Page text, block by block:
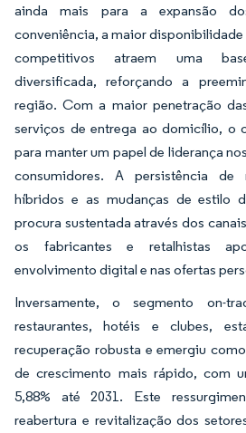
ainda mais para a expansão
conveniência, a maior
competitivos atraem uma
diversificada, reforçando a
região. Com a maior penetração
serviços de entrega ao domicílio, o
para manter um papel de liderança
consumidores. A persistência de
híbridos e as mudanças de estilo
procura sustentada através dos
os fabricantes e retalhistas
envolvimento digital e nas ofertas
Inversamente, o segmento on-
restaurantes, hotéis e clubes,
recuperação robusta e emergiu
de crescimento mais rápido, com
5,88% até 2031. Este
reabertura e revitalização dos